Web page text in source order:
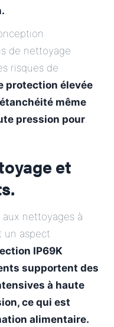
.
de nettoyage
risques de
protection élevée
même
pression pour.
et
nettoyages à
un aspect
IP69K
supportent des
à haute
ce qui est
alimentaire.